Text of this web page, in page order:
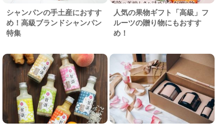
シャンパンの手土産におすす
め！高級ブランドシャンパン
特集
人気の果物ギフト「高級」フ
ルーツの贈り物にもおすす
め！